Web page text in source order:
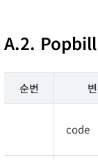
A.2.
순번
code